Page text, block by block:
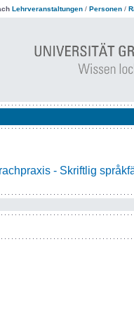
Lehrveranstaltungen / Personen /
- Skriftlig